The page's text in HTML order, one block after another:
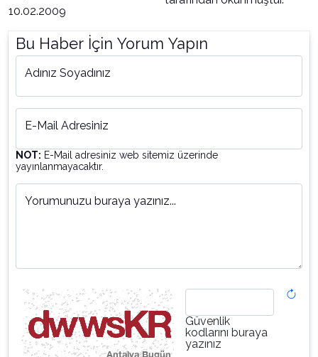
10.02.2009
Bu Haber İçin Yorum Yapın
Adınız Soyadınız
E-Mail Adresiniz
NOT: E-Mail adresiniz web sitemiz üzerinde
yayınlanmayacaktır.
Yorumunuzu buraya yazınız...
Güvenlik
kodlarını buraya
yazınız